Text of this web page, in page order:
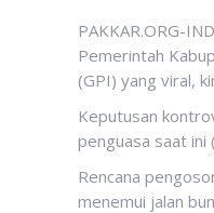
PAKKAR.ORG-
Pemerintah
(GPI) yang viral,
Keputusan
penguasa saat ini
Rencana
menemui jalan